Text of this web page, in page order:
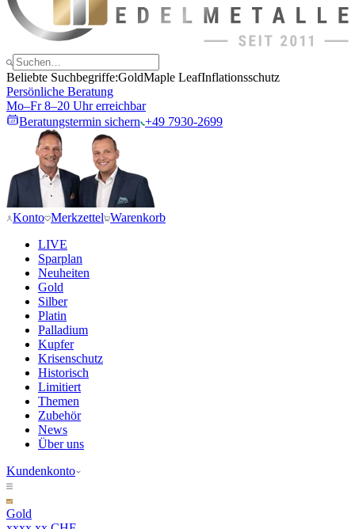
Beliebte Suchbegriffe:GoldMaple LeafInflationsschutz
Persönliche Beratung
Mo–Fr 8–20 Uhr erreichbar
Beratungstermin sichern +49 7930-2699
Konto Merkzettel Warenkorb
LIVE
Sparplan
Neuheiten
Gold
Silber
Platin
Palladium
Kupfer
Krisenschutz
Historisch
Limitiert
Themen
Zubehör
News
Über uns
Kundenkonto
Gold